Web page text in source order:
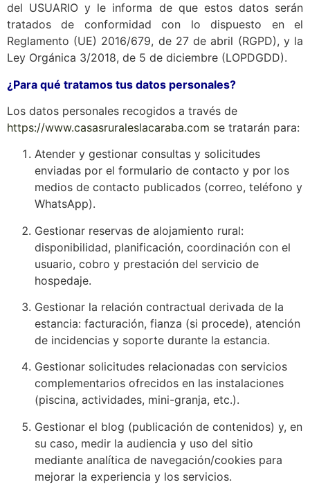
del USUARIO y le informa de que estos datos serán
tratados de conformidad con lo dispuesto en el
Reglamento (UE) 2016/679, de 27 de abril (RGPD), y la
Ley Orgánica 3/2018, de 5 de diciembre (LOPDGDD).
¿Para qué tratamos tus datos personales?
Los datos personales recogidos a través de
https://www.casasruraleslacaraba.com se tratarán para:
Atender y gestionar consultas y solicitudes
enviadas por el formulario de contacto y por los
medios de contacto publicados (correo, teléfono y
WhatsApp).
Gestionar reservas de alojamiento rural:
disponibilidad, planificación, coordinación con el
usuario, cobro y prestación del servicio de
hospedaje.
Gestionar la relación contractual derivada de la
estancia: facturación, fianza (si procede), atención
de incidencias y soporte durante la estancia.
Gestionar solicitudes relacionadas con servicios
complementarios ofrecidos en las instalaciones
(piscina, actividades, mini-granja, etc.).
Gestionar el blog (publicación de contenidos) y, en
su caso, medir la audiencia y uso del sitio
mediante analítica de navegación/cookies para
mejorar la experiencia y los servicios.